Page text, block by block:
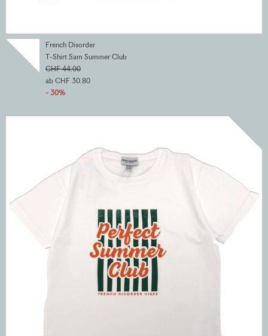
French Disorder
T-Shirt Sam Summer Club
CHF 44.00
ab CHF 30.80
- 30%